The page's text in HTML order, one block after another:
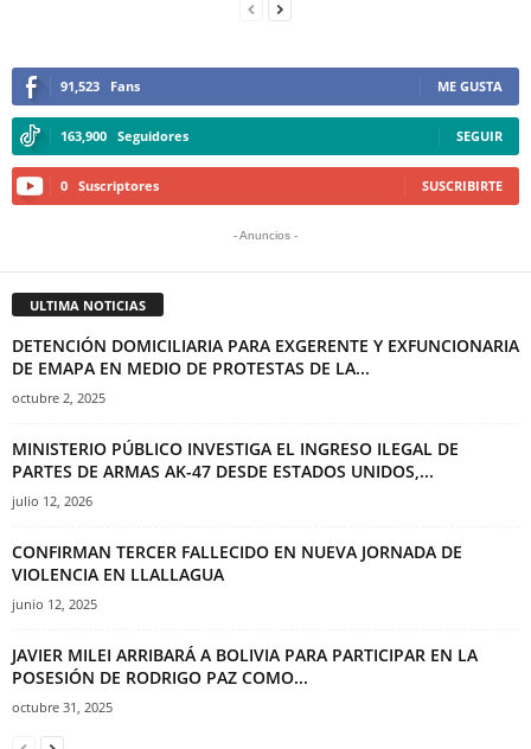
91,523 Fans ME GUSTA
163,900 Seguidores SEGUIR
0 Suscriptores SUSCRIBIRTE
- Anuncios -
ULTIMA NOTICIAS
DETENCIÓN DOMICILIARIA PARA EXGERENTE Y EXFUNCIONARIA
DE EMAPA EN MEDIO DE PROTESTAS DE LA...
octubre 2, 2025
MINISTERIO PÚBLICO INVESTIGA EL INGRESO ILEGAL DE
PARTES DE ARMAS AK-47 DESDE ESTADOS UNIDOS,...
julio 12, 2026
CONFIRMAN TERCER FALLECIDO EN NUEVA JORNADA DE
VIOLENCIA EN LLALLAGUA
junio 12, 2025
JAVIER MILEI ARRIBARÁ A BOLIVIA PARA PARTICIPAR EN LA
POSESIÓN DE RODRIGO PAZ COMO...
octubre 31, 2025